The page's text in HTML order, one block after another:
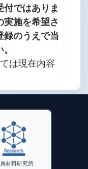
ではありま
施を希望さ
のうえで当
は現在内容
材料研究所